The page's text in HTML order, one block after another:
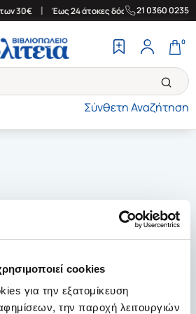
cookies
για την εξατομίκευση
την παροχή λειτουργιών
30€ Έως 24 άτοκες δόσεις |
21 0360 0235
Σύνθετη Αναζήτηση
0